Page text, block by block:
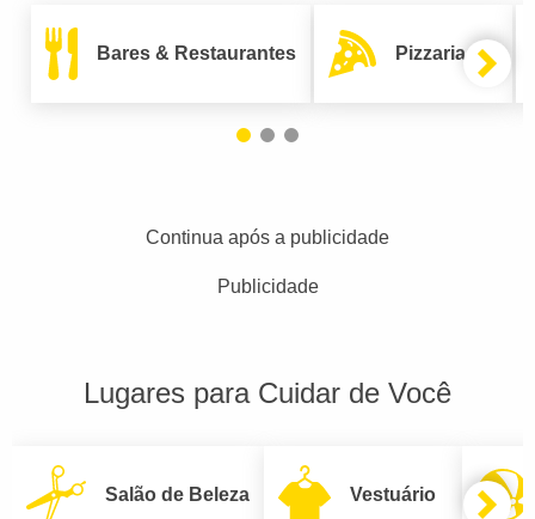
Bares & Restaurantes Pizzarias
Continua após a publicidade
Publicidade
Lugares para Cuidar de Você
Salão de Beleza Vestuário